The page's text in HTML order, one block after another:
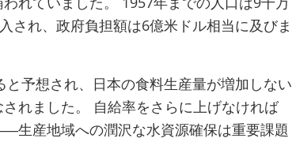
され、政府負担額は6億米ドル相当に及びま
予想され、日本の食料生産量が増加しない
れました。 自給率をさらに上げなければ
生産地域への潤沢な水資源確保は重要課題